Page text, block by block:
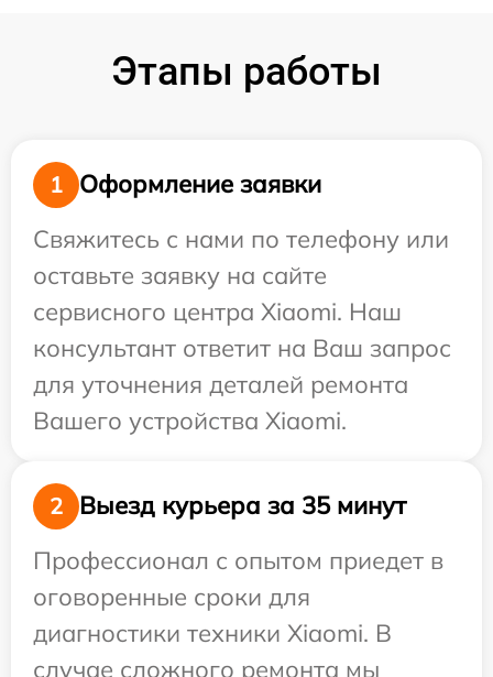
Этапы работы
1
Оформление заявки
Свяжитесь с нами по телефону или
оставьте заявку на сайте
сервисного центра Xiaomi. Наш
консультант ответит на Ваш запрос
для уточнения деталей ремонта
Вашего устройства Xiaomi.
2
Выезд курьера за 35 минут
Профессионал с опытом приедет в
оговоренные сроки для
диагностики техники Xiaomi. В
случае сложного ремонта мы